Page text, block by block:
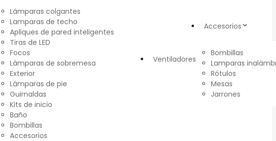
Lámparas colgantes
Lamparas de techo
Apliques de pared inteligentes
Tiras de LED
Focos
Lámparas de sobremesa
Exterior
Lámparas de pie
Guirnaldas
Kits de inicio
Baño
Bombillas
Accesorios
Ventiladores
Accesorios
Bombillas
Lamparas
Rótulos
Mesas
Jarrones